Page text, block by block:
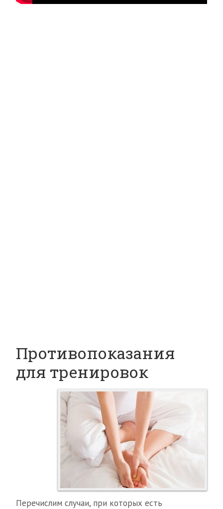
Противопоказания
для тренировок
Перечислим случаи, при которых есть